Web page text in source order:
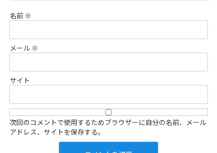
名前 ※
メール ※
サイト
次回のコメントで使用するためブラウザーに自分の名前、メール
アドレス、サイトを保存する。